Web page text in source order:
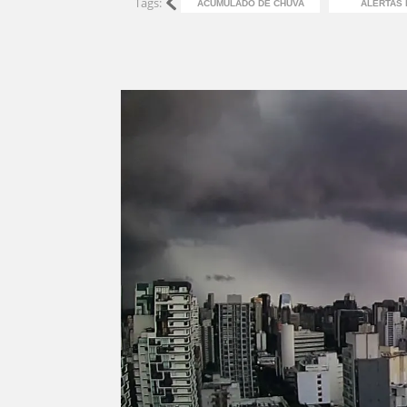
ACUMULADO DE CHUVA ALERTAS